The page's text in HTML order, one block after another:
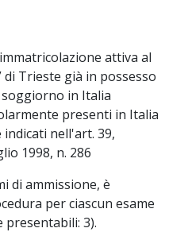
attiva al
di Trieste già in possesso
in Italia
presenti in Italia
nell'art. 39,
1998, n. 286
di ammissione, è
per ciascun esame
presentabili: 3).